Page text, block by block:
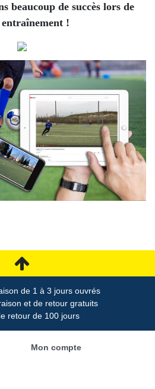
beaucoup de succès lors de
!
de 1 à 3 jours ouvrés
et de retour gratuits
retour de 100 jours
Mon compte